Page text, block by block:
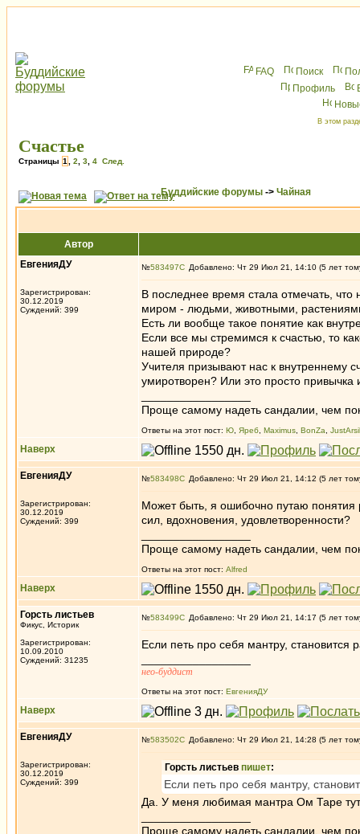
FAQ Поиск
Профиль
В этом
Счастье
Страницы 1 2 3 4 След.
Буддийские форумы -> Чайная
Автор
ЕвгенияДУ
Зарегистрирован:
30.12.2019
Суждений: 399
№583497 Добавлено: Чт 29 Июл 21, 14:10 (5 лет
В последнее время стала отмечать, что
миром - людьми, животными,
Есть ли вообще такое понятие как
Если все мы стремимся к счастью, то
нашей природе?
Учителя призывают нас к внутреннему
умиротворен? Или это просто привычка
Проще самому надеть сандалии, чем
Ответы на этот пост: Ю Яреб Maximus BonZa
Наверх
ЕвгенияДУ
Зарегистрирован:
30.12.2019
Суждений: 399
№583498 Добавлено: Чт 29 Июл 21, 14:12 (5 лет
Может быть, я ошибочно путаю понятия
сил, вдохновения, удовлетворенности?
Проще самому надеть сандалии, чем
Ответы на этот пост: Alfred
Наверх
Горсть листьев
Фикус, Историк
Зарегистрирован:
10.09.2010
Суждений: 31235
№583499 Добавлено: Чт 29 Июл 21, 14:17 (5 лет
Если петь про себя мантру, становится
нео-буддист
Ответы на этот пост: ЕвгенияДУ
Наверх
ЕвгенияДУ
Зарегистрирован:
30.12.2019
Суждений: 399
№583502 Добавлено: Чт 29 Июл 21, 14:28 (5 лет
Горсть листьев пишет:
Если петь про себя мантру,
Да. У меня любимая мантра Ом Таре
Проще самому надеть сандалии, чем